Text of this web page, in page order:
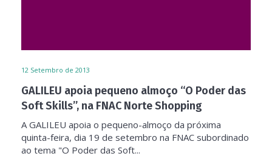
12 Setembro de 2013
GALILEU apoia pequeno almoço “O Poder das
Soft Skills”, na FNAC Norte Shopping
A GALILEU apoia o pequeno-almoço da próxima
quinta-feira, dia 19 de setembro na FNAC subordinado
ao tema "O Poder das Soft...